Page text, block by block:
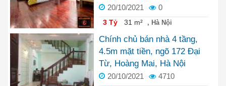
6
20/10/2021 0
3 Tỷ 31 m² , Hà Nội
Chính chủ bán nhà 4 tầng,
4.5m mặt tiền, ngõ 172 Đại
Từ, Hoàng Mai, Hà Nội
20/10/2021 4710